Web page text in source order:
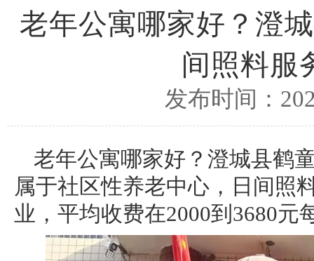
老年公寓哪家好？澄
间照料服
发布时间：
老年公寓哪家好？澄城县鹤
属于社区性养老中心，日间照
业，平均收费在2000到3680元